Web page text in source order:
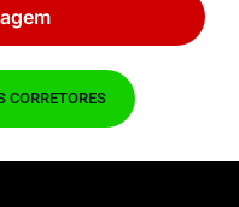
CORRETORES